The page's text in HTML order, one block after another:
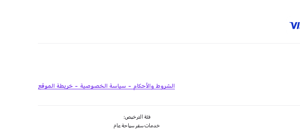
الشروط والأحكام سياسة الخصوصية خريطة الموقع
فئة الترخيص:
خدمات سفر سياحة عام